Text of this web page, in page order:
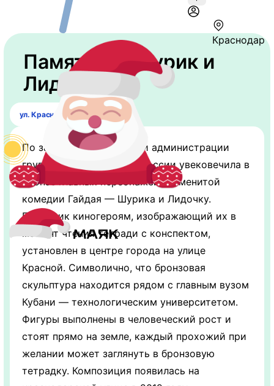
Краснодар
Памятник "Шурик и
Лидочка"
ул. Красная 135
По заказу краснодарской администрации
группа художников юга России увековечила в
бронзе главных персонажей знаменитой
комедии Гайдая — Шурика и Лидочку.
Памятник киногероям, изображающий их в
момент чтения тетради с конспектом,
установлен в центре города на улице
Красной. Символично, что бронзовая
скульптура находится рядом с главным вузом
Кубани — технологическим университетом.
Фигуры выполнены в человеческий рост и
стоят прямо на земле, каждый прохожий при
желании может заглянуть в бронзовую
тетрадку. Композиция появилась на